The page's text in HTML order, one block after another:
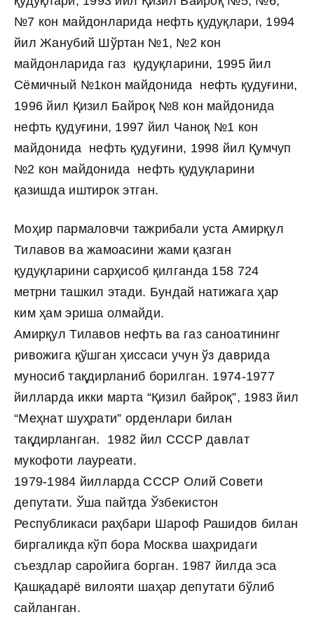
№7 кон майдонларида нефть қудуқлари, 1994
йил Жанубий Шўртан №1, №2 кон
майдонларида газ қудуқларини, 1995 йил
Сёмичный №1кон майдонида нефть қудуғини,
1996 йил Қизил Байроқ №8 кон майдонида
нефть қудуғини, 1997 йил Чаноқ №1 кон
майдонида нефть қудуғини, 1998 йил Қумчуп
№2 кон майдонида нефть қудуқларини
қазишда иштирок этган.
Моҳир пармаловчи тажрибали уста Амирқул
Тилавов ва жамоасини жами қазган
қудуқларини сарҳисоб қилганда 158 724
метрни ташкил этади. Бундай натижага ҳар
ким ҳам эриша олмайди.
Амирқул Тилавов нефть ва газ саноатининг
ривожига қўшган ҳиссаси учун ўз даврида
муносиб тақдирланиб борилган. 1974-1977
йилларда икки марта “Қизил байроқ”, 1983 йил
“Меҳнат шуҳрати” орденлари билан
тақдирланган. 1982 йил СССР давлат
мукофоти лауреати.
1979-1984 йилларда СССР Олий Совети
депутати. Ўша пайтда Ўзбекистон
Республикаси раҳбари Шароф Рашидов билан
биргаликда кўп бора Москва шаҳридаги
съездлар саройига борган. 1987 йилда эса
Қашқадарё вилояти шаҳар депутати бўлиб
сайланган.